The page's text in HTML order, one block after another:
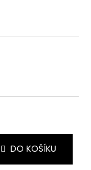
DO KOŠÍKU